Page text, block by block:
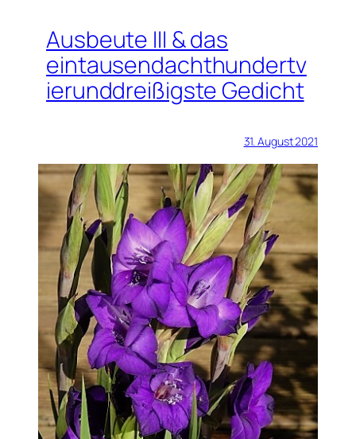
Ausbeute III & das
eintausendachthundertv
ierunddreißigste Gedicht
31. August 2021